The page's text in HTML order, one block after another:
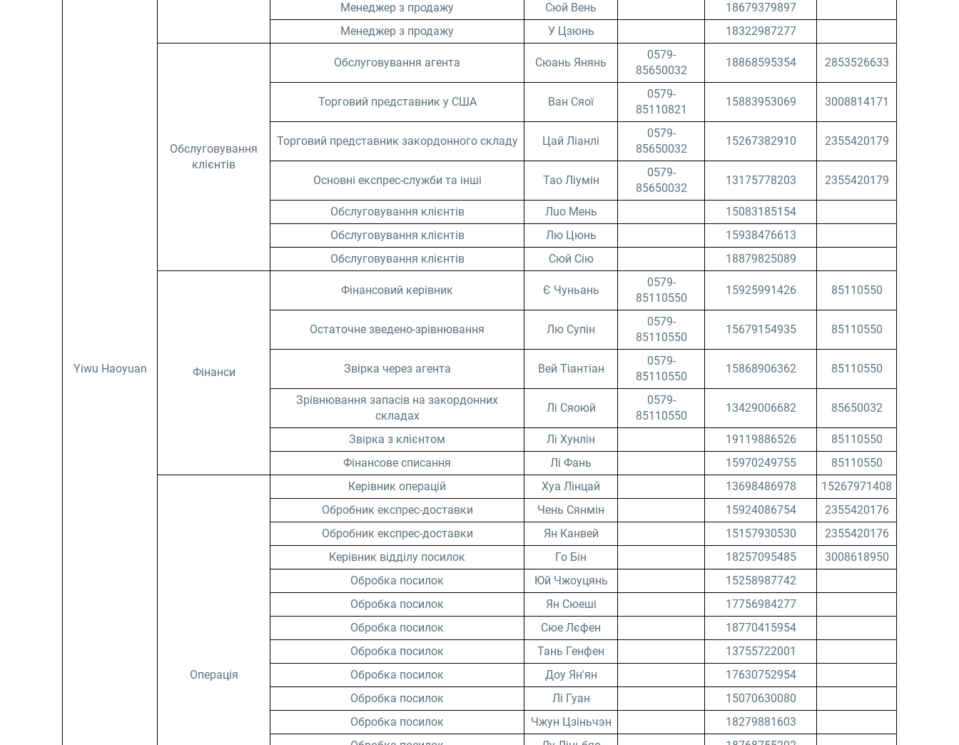
Yiwu Haoyuan
Менеджер з продажу
Сюй Вень
18679379897
Менеджер з продажу
У Цзюнь 18322987277
Обслуговування
клієнтів
Обслуговування агента Сюань Янянь
0579-
85650032
18868595354 2853526633
Торговий представник у США Ван Сяої
0579-
85110821
15883953069 3008814171
Торговий представник закордонного складу Цай Ліанлі
0579-
85650032
15267382910 2355420179
Основні експрес-служби та інші Тао Ліумін
0579-
85650032
13175778203 2355420179
Обслуговування клієнтів Лuo Мень
15083185154
Обслуговування клієнтів
Лю Цюнь
15938476613
Обслуговування клієнтів
Сюй Сію 18879825089
Фінанси
Фінансовий керівник Є Чуньань
0579-
85110550
15925991426 85110550
Остаточне зведено-зрівнювання Лю Супін
0579-
85110550
15679154935 85110550
Звірка через агента Вей Тіантіан
0579-
85110550
15868906362 85110550
Зрівнювання запасів на закордонних
складах
Лі Сяоюй
0579-
85110550
13429006682 85650032
Звірка з клієнтом Лі Хунлін 19119886526
85110550
Фінансове списання
Лі Фань 15970249755 85110550
Операція
Керівник операцій Хуа Лінцай 13698486978
15267971408
Обробник експрес-доставки
Чень Сянмін 15924086754
2355420176
Обробник експрес-доставки
Ян Канвей 15157930530
2355420176
Керівник відділу посилок
Го Бін 18257095485
3008618950
Обробка посилок
Юй Чжоуцянь
15258987742
Обробка посилок
Ян Сюеші
17756984277
Обробка посилок
Сюе Лєфен
18770415954
Обробка посилок
Тань Генфен
13755722001
Обробка посилок
Доу Ян'ян
17630752954
Обробка посилок
Лі Гуан
15070630080
Обробка посилок
Чжун Цзіньчэн
18279881603